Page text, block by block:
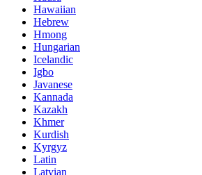
Hawaiian
Hebrew
Hmong
Hungarian
Icelandic
Igbo
Javanese
Kannada
Kazakh
Khmer
Kurdish
Kyrgyz
Latin
Latvian